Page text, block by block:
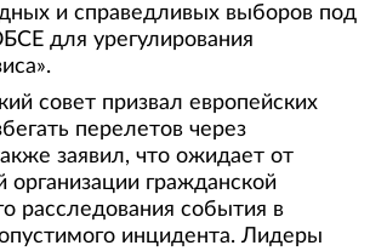
и справедливых выборов под
для урегулирования
совет призвал европейских
перелетов через
заявил, что ожидает от
гражданской
расследования события в
инцидента. Лидеры